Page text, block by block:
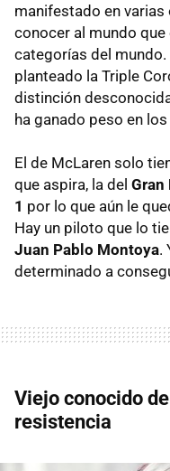
manifestado en
conocer al mundo
categorías del
planteado la Triple
distinción
ha ganado peso en
El de McLaren solo
que aspira, la del Gran
1 por lo que aún le
Hay un piloto que lo
Juan Pablo Montoya.
determinado a
Viejo conocido
resistencia